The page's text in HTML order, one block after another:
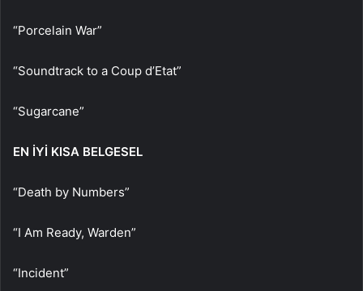
“Porcelain War”
“Soundtrack to a Coup d’Etat”
“Sugarcane”
EN İYİ KISA BELGESEL
“Death by Numbers”
“I Am Ready, Warden”
“Incident”